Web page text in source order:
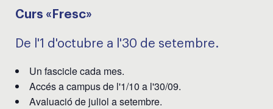
Curs « Fresc»
De l'1 d'octubre a l'30 de setembre.
Un fascicle cada mes.
Accés a campus de l'1/10 a l'30/09.
Avaluació de juliol a setembre.